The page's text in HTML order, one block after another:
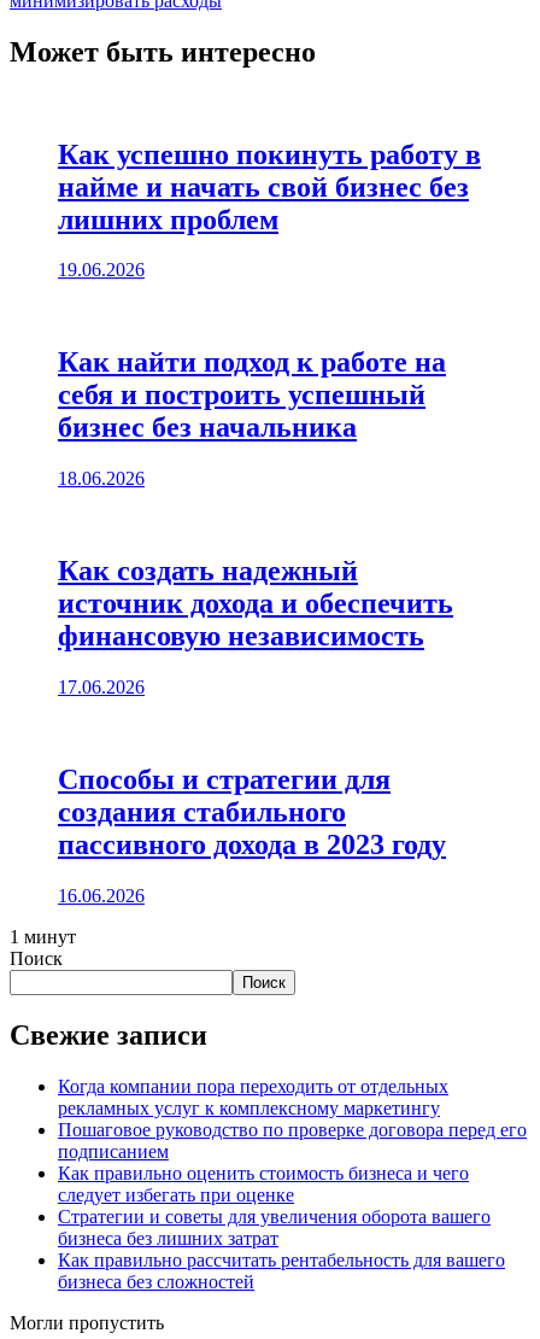
Может быть интересно
Как успешно покинуть работу в
найме и начать свой бизнес без
лишних проблем
19.06.2026
Как найти подход к работе на
себя и построить успешный
бизнес без начальника
18.06.2026
Как создать надежный
источник дохода и обеспечить
финансовую независимость
17.06.2026
Способы и стратегии для
создания стабильного
пассивного дохода в 2023 году
16.06.2026
1 минут
Поиск
Поиск
Свежие записи
Когда компании пора переходить от отдельных
рекламных услуг к комплексному маркетингу
Пошаговое руководство по проверке договора перед его
подписанием
Как правильно оценить стоимость бизнеса и чего
следует избегать при оценке
Стратегии и советы для увеличения оборота вашего
бизнеса без лишних затрат
Как правильно рассчитать рентабельность для вашего
бизнеса без сложностей
Могли пропустить